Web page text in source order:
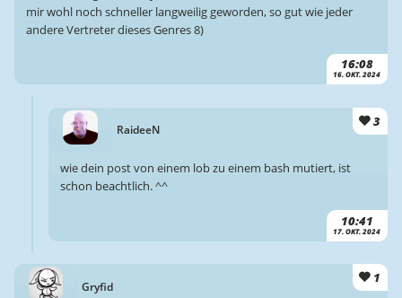
16:08
16. OKT. 2024
mir wohl noch schneller langweilig geworden, so gut wie jeder
andere Vertreter dieses Genres 8)
RaideeN
3
10:41
17. OKT. 2024
wie dein post von einem lob zu einem bash mutiert, ist
schon beachtlich. ^^
Gryfid
1